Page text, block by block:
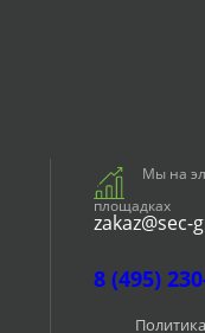
Мы на
площадках
8 (495)
Политика